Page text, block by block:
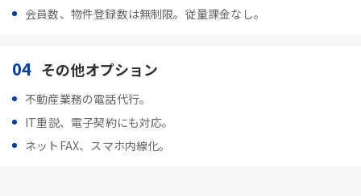
会員数、物件登録数は無制限。従量課金なし。
04 その他オプション
不動産業務の電話代行。
IT重説、電子契約にも対応。
ネットFAX、スマホ内線化。